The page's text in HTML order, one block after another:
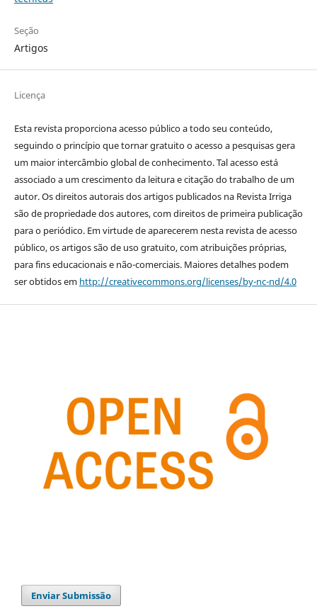
Seção
Artigos
Licença
Esta revista proporciona acesso público a todo seu conteúdo,
seguindo o princípio que tornar gratuito o acesso a pesquisas gera
um maior intercâmbio global de conhecimento. Tal acesso está
associado a um crescimento da leitura e citação do trabalho de um
autor. Os direitos autorais dos artigos publicados na Revista Irriga
são de propriedade dos autores, com direitos de primeira publicação
para o periódico. Em virtude de aparecerem nesta revista de acesso
público, os artigos são de uso gratuito, com atribuições próprias,
para fins educacionais e não-comerciais. Maiores detalhes podem
ser obtidos em http://creativecommons.org/licenses/by-nc-nd/4.0
Enviar Submissão